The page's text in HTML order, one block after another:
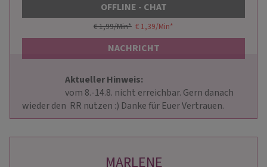
OFFLINE - CHAT
€ 1,99/Min* € 1,39/Min*
NACHRICHT
Aktueller Hinweis:
MARLENE